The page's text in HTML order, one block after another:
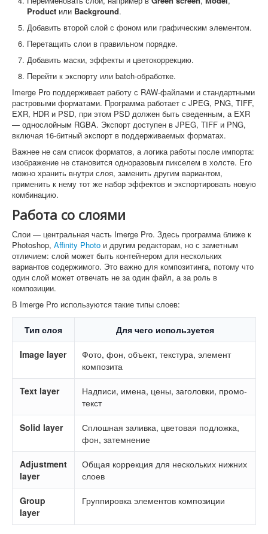
Product или Background.
Добавить второй слой с фоном или графическим элементом.
Перетащить слои в правильном порядке.
Добавить маски, эффекты и цветокоррекцию.
Перейти к экспорту или batch-обработке.
Imerge Pro поддерживает работу с RAW-файлами и стандартными
растровыми форматами. Программа работает с JPEG, PNG, TIFF,
EXR, HDR и PSD, при этом PSD должен быть сведенным, а EXR
— однослойным RGBA. Экспорт доступен в JPEG, TIFF и PNG,
включая 16-битный экспорт в поддерживаемых форматах.
Важнее не сам список форматов, а логика работы после импорта:
изображение не становится одноразовым пикселем в холсте. Его
можно хранить внутри слоя, заменить другим вариантом,
применить к нему тот же набор эффектов и экспортировать новую
комбинацию.
Работа со слоями
Слои — центральная часть Imerge Pro. Здесь программа ближе к
Photoshop, Affinity Photo и другим редакторам, но с заметным
отличием: слой может быть контейнером для нескольких
вариантов содержимого. Это важно для композитинга, потому что
один слой может отвечать не за один файл, а за роль в
композиции.
В Imerge Pro используются такие типы слоев:
Тип слоя Для чего используется
Image layer
Фото, фон, объект, текстура, элемент
композита
Text layer
Надписи, имена, цены, заголовки, промо-
текст
Solid layer
Сплошная заливка, цветовая подложка,
фон, затемнение
Adjustment
layer
Общая коррекция для нескольких нижних
слоев
Group
layer
Группировка элементов композиции